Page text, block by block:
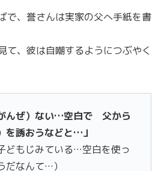
で、誉さんは実家の父へ手紙を書
て、彼は自嘲するようにつぶやく
んぜ）ない…空白で 父から
を誘おうなどと…」
どもじみている…空白を使っ
だなんて…）